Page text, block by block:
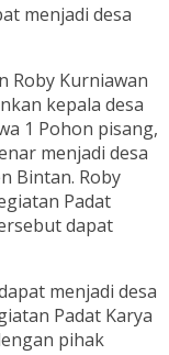
menjadi desa
Roby Kurniawan
kepala desa
1 Pohon pisang,
menjadi desa
Bintan. Roby
Padat
dapat
menjadi desa
Padat Karya
pihak